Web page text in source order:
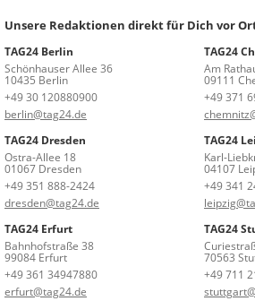
Unsere Redaktionen direkt für Dich vor
TAG24 Berlin
Schönhauser Allee 36
10435 Berlin
+49 30 120880900
berlin@tag24.de
TAG24
Am
09111
+49 371
TAG24 Dresden
Ostra-Allee 18
01067 Dresden
+49 351 888-2424
dresden@tag24.de
TAG24
Karl-
04107
+49 341
TAG24 Erfurt
Bahnhofstraße 38
99084 Erfurt
+49 361 34947880
erfurt@tag24.de
TAG24
70563
+49 711